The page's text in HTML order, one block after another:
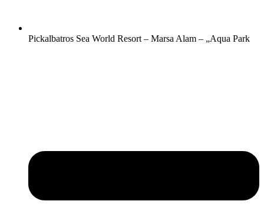
Pickalbatros Sea World Resort – Marsa Alam – „Aqua Park